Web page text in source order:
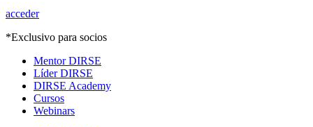
acceder
*Exclusivo para socios
Mentor DIRSE
Líder DIRSE
DIRSE Academy
Cursos
Webinars